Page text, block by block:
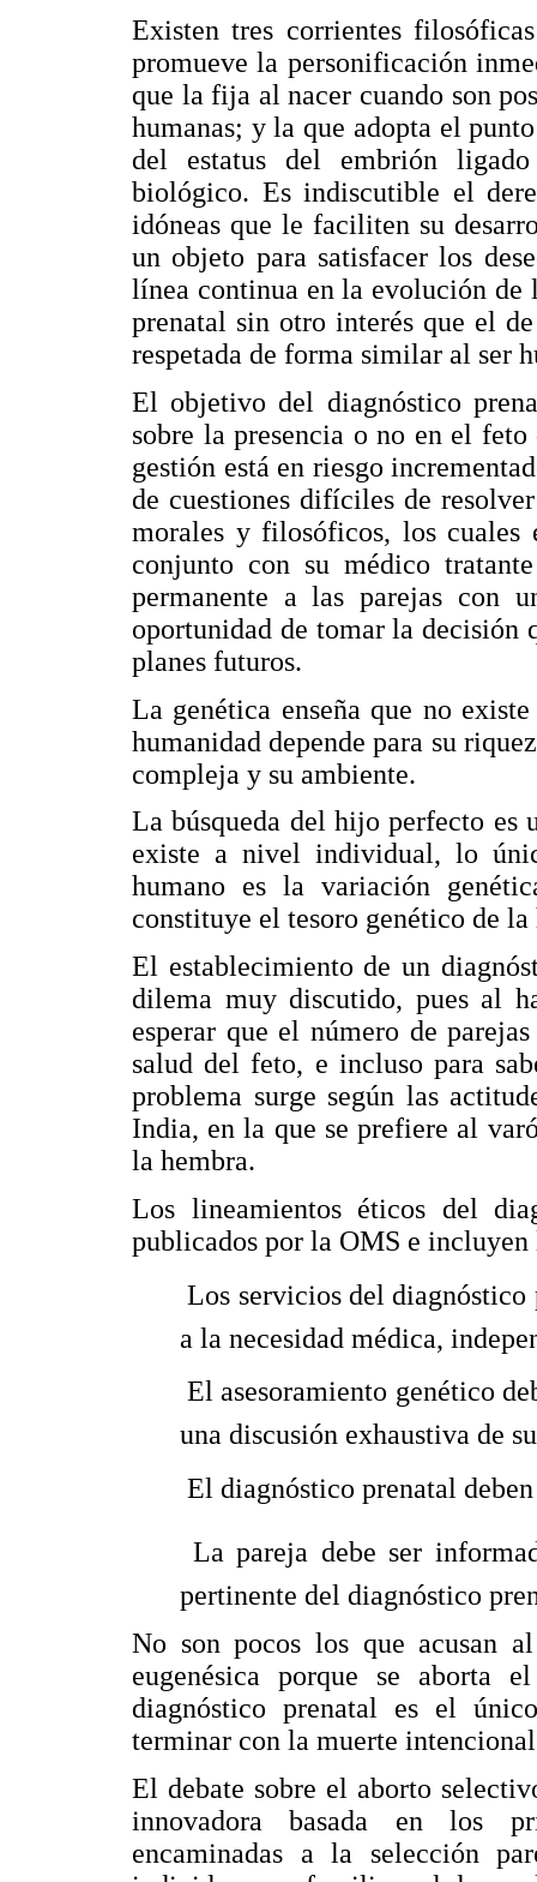
Existen tres corrientes
promueve la personificación
que la fija al nacer cuando son
humanas; y la que adopta el
del estatus del embrión
biológico. Es indiscutible el
idóneas que le faciliten su
un objeto para satisfacer los
línea continua en la evolución de
prenatal sin otro interés que el
respetada de forma similar al ser
El objetivo del diagnóstico
sobre la presencia o no en el
gestión está en riesgo
de cuestiones difíciles de
morales y filosóficos, los
conjunto con su médico
permanente a las parejas con
oportunidad de tomar la decisión
planes futuros.
La genética enseña que no
humanidad depende para su
compleja y su ambiente.
La búsqueda del hijo perfecto es
existe a nivel individual, lo
humano es la variación
constituye el tesoro genético de
El establecimiento de un
dilema muy discutido, pues al
esperar que el número de
salud del feto, e incluso para
problema surge según las
India, en la que se prefiere al
la hembra.
Los lineamientos éticos del
publicados por la OMS e incluyen
 Los servicios del
a la necesidad médica,
 El asesoramiento genético
una discusión exhaustiva de
 El diagnóstico prenatal
 La pareja debe ser
pertinente del diagnóstico
No son pocos los que acusan
eugenésica porque se aborta
diagnóstico prenatal es el
terminar con la muerte
El debate sobre el aborto
innovadora basada en los
encaminadas a la selección